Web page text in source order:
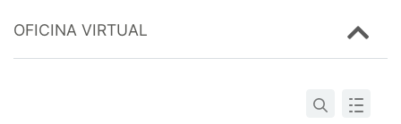
OFICINA VIRTUAL